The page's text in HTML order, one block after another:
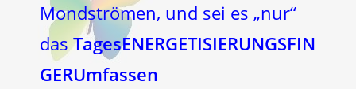
Mondströmen, und sei es „nur“
dasTagesENERGETISIERUNGSFIN
GERUmfassen